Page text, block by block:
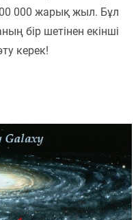
000 жарық жыл. Бұл
бір шетінен екінші
керек!